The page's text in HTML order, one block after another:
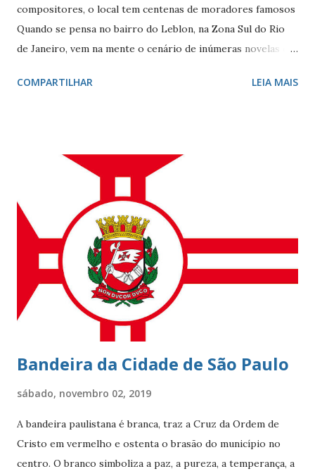
compositores, o local tem centenas de moradores famosos
Quando se pensa no bairro do Leblon, na Zona Sul do Rio
de Janeiro, vem na mente o cenário de inúmeras novelas de
compositores e poetas. Como defini-lo? Calmo e elegante.
pelo seu cartão-postal: o mar e o Morro Dois Irmãos. A
localidade uma das mais cobiçadas da cidade e um dos
bairros mais caros do país. No último dia 26 de julho, o
Leblon completou 100 anos de histórias. Francisca Ornellas
Teles e Charles Le Blond Charles Le Blond, 1804-1880,
chegou ao Rio de Janeiro em 1830, proveniente de
Marselha fundando a empresa ‘Navegação Aliança’ com a
finalidade de explor...
COMPARTILHAR LEIA MAIS
Bandeira da Cidade de São Paulo
sábado, novembro 02, 2019
A bandeira paulistana é branca, traz a Cruz da Ordem de
Cristo em vermelho e ostenta o brasão do município no
centro. O branco simboliza a paz, a pureza, a temperança, a